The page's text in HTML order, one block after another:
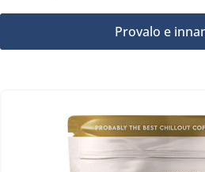
Provalo e